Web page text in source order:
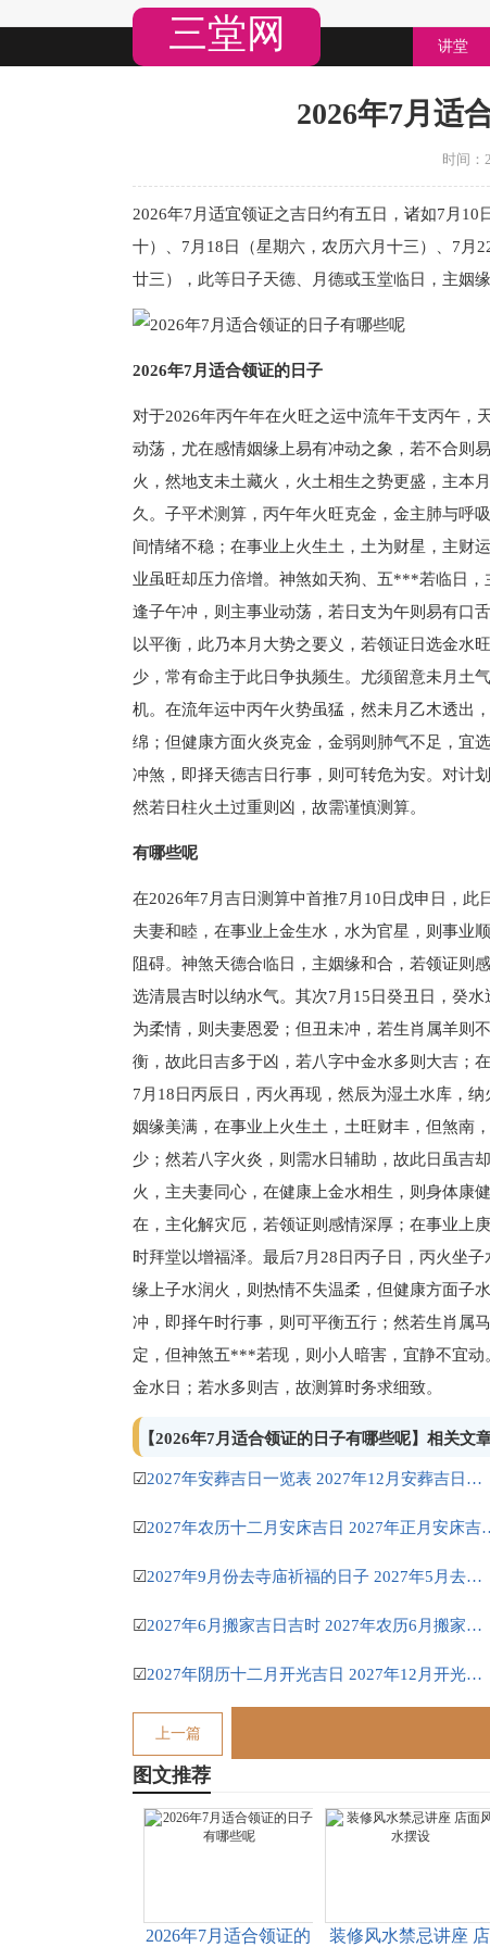
三堂网 讲堂
2026年7月适
时间：
2026年7月适宜领证之吉日约有五日，诸如7月
十）、7月18日（星期六，农历六月十三）、7月
廿三），此等日子天德、月德或玉堂临日，主姻
2026年7月适合领证的日子
对于2026年丙午年在火旺之运中流年干支丙午，
动荡，尤在感情姻缘上易有冲动之象，若不合则
火，然地支未土藏火，火土相生之势更盛，主本
久。子平术测算，丙午年火旺克金，金主肺与呼
间情绪不稳；在事业上火生土，土为财星，主财
业虽旺却压力倍增。神煞如天狗、五***若临日
逢子午冲，则主事业动荡，若日支为午则易有口
以平衡，此乃本月大势之要义，若领证日选金水
少，常有命主于此日争执频生。尤须留意未月土
机。在流年运中丙午火势虽猛，然未月乙木透出
绵；但健康方面火炎克金，金弱则肺气不足，宜
冲煞，即择天德吉日行事，则可转危为安。对计
然若日柱火土过重则凶，故需谨慎测算。
有哪些呢
在2026年7月吉日测算中首推7月10日戊申日，
夫妻和睦，在事业上金生水，水为官星，则事业
阻碍。神煞天德合临日，主姻缘和合，若领证则
选清晨吉时以纳水气。其次7月15日癸丑日，癸
为柔情，则夫妻恩爱；但丑未冲，若生肖属羊则
衡，故此日吉多于凶，若八字中金水多则大吉；
7月18日丙辰日，丙火再现，然辰为湿土水库，
姻缘美满，在事业上火生土，土旺财丰，但煞南
少；然若八字火炎，则需水日辅助，故此日虽吉
火，主夫妻同心，在健康上金水相生，则身体康
在，主化解灾厄，若领证则感情深厚；在事业上
时拜堂以增福泽。最后7月28日丙子日，丙火坐
缘上子水润火，则热情不失温柔，但健康方面子
冲，即择午时行事，则可平衡五行；然若生肖属
定，但神煞五***若现，则小人暗害，宜静不宜
金水日；若水多则吉，故测算时务求细致。
【2026年7月适合领证的日子有哪些呢】相关文章
☑ 2027年安葬吉日一览表 2027年12月安葬吉日一览表
☑ 2027年农历十二月安
☑ 2027年9月份去寺庙祈福的日子 2027年5月去寺庙吉日一览表
☑ 2027年6月搬家吉日吉时 2027年农历6月搬家吉日一览表
☑ 2027年阴历十二月开光吉日 2027年12月开光吉日一览表
上一篇
图文推荐
2026年7月适合领证的 装修风水禁忌讲座 店